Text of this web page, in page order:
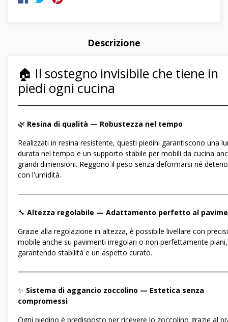
Descrizione
🏠 Il sostegno invisibile che tiene in
piedi ogni cucina
🌿 Resina di qualità — Robustezza nel tempo
Realizzati in resina resistente, questi piedini garantiscono una
durata nel tempo e un supporto stabile per mobili da cucina
grandi dimensioni. Reggono il peso senza deformarsi né
con l'umidità.
🔧 Altezza regolabile — Adattamento perfetto al
Grazie alla regolazione in altezza, è possibile livellare con
mobile anche su pavimenti irregolari o non perfettamente piani,
garantendo stabilità e un aspetto curato.
✨ Sistema di aggancio zoccolino — Estetica senza
compromessi
Ogni piedino è predisposto per ricevere lo zoccolino grazie al